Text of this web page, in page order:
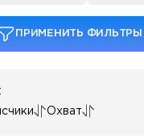
ПРИМЕНИТЬ ФИЛЬТРЫ
Охват